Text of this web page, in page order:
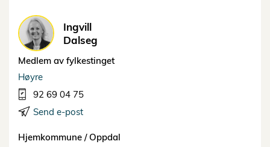
Ingvill
Dalseg
Medlem av fylkestinget
Høyre
92 69 04 75
Send e-post
Hjemkommune /Oppdal